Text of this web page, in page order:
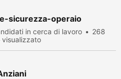
sicurezza-operaio
in cerca di lavoro
268
visualizzato